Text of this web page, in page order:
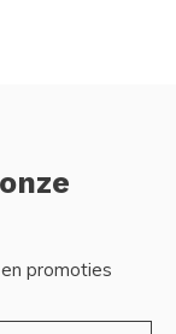
promoties